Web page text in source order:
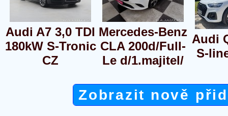
Audi A7 3,0 TDI
180kW S-Tronic
CZ
Mercedes-Benz
CLA 200d/Full-
Le d/1.majitel/
Audi
S-
Zobrazit nově